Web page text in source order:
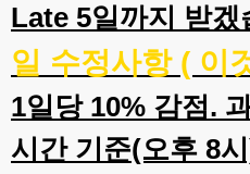
Late 5일까지 받겠
일 수정사항 ( 이
1일당 10% 감점.
시간 기준(오후 8